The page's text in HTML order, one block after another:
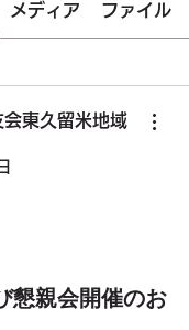
メディア ファイル
米地域支部
会東久留米地域
懇親会開催のお